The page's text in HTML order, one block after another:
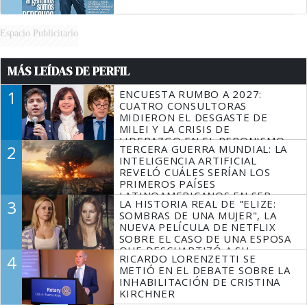
Espacio Publicitario
MÁS LEÍDAS DE PERFIL
1
ENCUESTA RUMBO A 2027:
CUATRO CONSULTORAS
MIDIERON EL DESGASTE DE
MILEI Y LA CRISIS DE
LIDERAZGO EN EL PERONISMO
2
TERCERA GUERRA MUNDIAL: LA
INTELIGENCIA ARTIFICIAL
REVELÓ CUÁLES SERÍAN LOS
PRIMEROS PAÍSES
LATINOAMERICANOS EN SER
DERROTADOS
3
LA HISTORIA REAL DE "ELIZE:
SOMBRAS DE UNA MUJER", LA
NUEVA PELÍCULA DE NETFLIX
SOBRE EL CASO DE UNA ESPOSA
QUE DESCUARTIZÓ A SU
MARIDO
4
RICARDO LORENZETTI SE
METIÓ EN EL DEBATE SOBRE LA
INHABILITACIÓN DE CRISTINA
KIRCHNER